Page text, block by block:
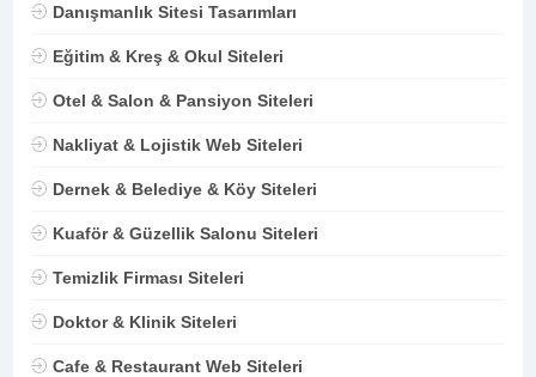
Danışmanlık Sitesi Tasarımları
Eğitim & Kreş & Okul Siteleri
Otel & Salon & Pansiyon Siteleri
Nakliyat & Lojistik Web Siteleri
Dernek & Belediye & Köy Siteleri
Kuaför & Güzellik Salonu Siteleri
Temizlik Firması Siteleri
Doktor & Klinik Siteleri
Cafe & Restaurant Web Siteleri